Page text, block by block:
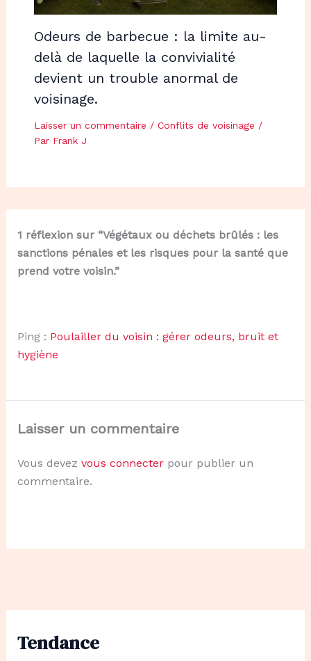
Tendance
Odeurs de barbecue : la limite au-
delà de laquelle la convivialité
devient un trouble anormal de
voisinage.
Laisser un commentaire / Conflits de voisinage /
Par Frank J
1 réflexion sur “Végétaux ou déchets brûlés : les
sanctions pénales et les risques pour la santé que
prend votre voisin.”
Ping : Poulailler du voisin : gérer odeurs, bruit et
hygiène
Laisser un commentaire
Vous devez vous connecterpour publier un
commentaire.